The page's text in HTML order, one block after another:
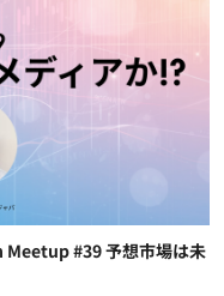
#39 予想市場は未